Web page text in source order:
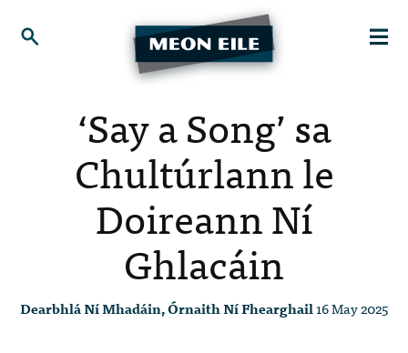
‘Say a Song’ sa
Chultúrlann le
Doireann Ní
Ghlacáin
Dearbhlá Ní Mhadáin, Órnaith Ní Fhearghail16 May 2025